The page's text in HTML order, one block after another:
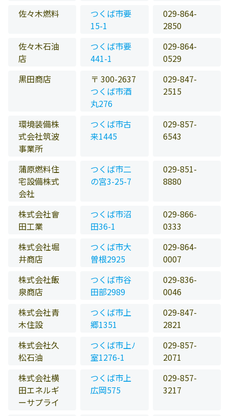
佐々木燃料
つくば市要
15-1
029-864-
2850
佐々木石油
店
つくば市要
441-1
029-864-
0529
黒田商店
〒 300-2637
つくば市酒
丸276
029-847-
2515
環境装備株
式会社筑波
事業所
つくば市古
来1445
029-857-
6543
蒲原燃料住
宅設備株式
会社
つくば市二
の宮3-25-7
029-851-
8880
株式会社會
田工業
つくば市沼
田36-1
029-866-
0333
株式会社堀
井商店
つくば市大
曽根2925
029-864-
0007
株式会社飯
泉商店
つくば市谷
田部2989
029-836-
0046
株式会社青
木住設
つくば市上
郷1351
029-847-
2821
株式会社久
松石油
つくば市上ﾉ
室1276-1
029-857-
2071
株式会社横
田エネルギ
ーサプライ
つくば市上
広岡575
029-857-
3217